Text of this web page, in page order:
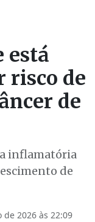
está
risco de
de
inflamatória
de
2026 às 22:09